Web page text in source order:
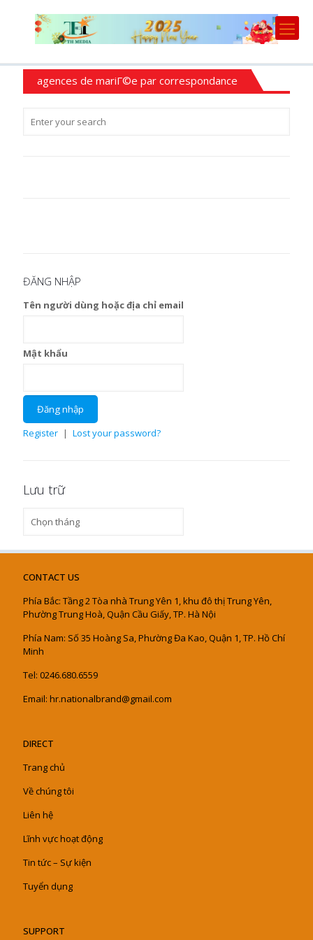
agences de mariГ©e par correspondance
ĐĂNG NHẬP
Tên người dùng hoặc địa chỉ email
Mật khẩu
Register | Lost your password?
Lưu trữ
trữ
CONTACT US
Phía Bắc: Tầng 2 Tòa nhà Trung Yên 1, khu đô thị Trung Yên,
Phường Trung Hoà, Quận Cầu Giấy, TP. Hà Nội
Phía Nam: Số 35 Hoàng Sa, Phường Đa Kao, Quận 1, TP. Hồ Chí
Minh
Tel: 0246.680.6559
Email: hr.nationalbrand@gmail.com
DIRECT
Trang chủ
Về chúng tôi
Liên hệ
Lĩnh vực hoạt động
Tin tức – Sự kiện
Tuyển dụng
SUPPORT